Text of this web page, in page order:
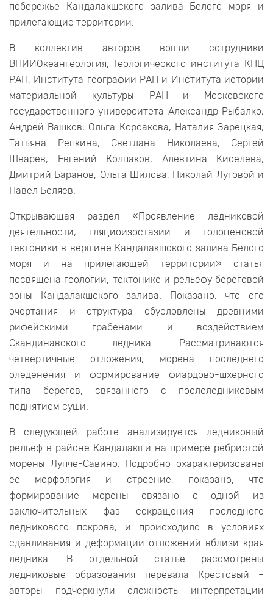
побережье Кандалакшского залива Белого моря и
прилегающие территории.
В коллектив авторов вошли сотрудники
ВНИИОкеангеология, Геологического института КНЦ
РАН, Института географии РАН и Института истории
материальной культуры РАН и Московского
государственного университета Александр Рыбалко,
Андрей Вашков, Ольга Корсакова, Наталия Зарецкая,
Татьяна Репкина, Светлана Николаева, Сергей
Шварёв, Евгений Колпаков, Алевтина Киселёва,
Дмитрий Баранов, Ольга Шилова, Николай Луговой и
Павел Беляев.
Открывающая раздел «Проявление ледниковой
деятельности, гляциоизостазии и голоценовой
тектоники в вершине Кандалакшского залива Белого
моря и на прилегающей территории» статья
посвящена геологии, тектонике и рельефу береговой
зоны Кандалакшского залива. Показано, что его
очертания и структура обусловлены древними
рифейскими грабенами и воздействием
Скандинавского ледника. Рассматриваются
четвертичные отложения, морена последнего
оледенения и формирование фиардово-шхерного
типа берегов, связанного с послеледниковым
поднятием суши.
В следующей работе анализируется ледниковый
рельеф в районе Кандалакши на примере ребристой
морены Лупче-Савино. Подробно охарактеризованы
ее морфология и строение, показано, что
формирование морены связано с одной из
заключительных фаз сокращения последнего
ледникового покрова, и происходило в условиях
сдавливания и деформации отложений вблизи края
ледника. В отдельной статье рассмотрены
ледниковые образования перевала Крестовый –
авторы подчеркнули сложность интерпретации